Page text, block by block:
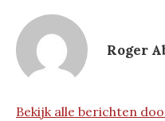
Roger
Bekijk alle berichten